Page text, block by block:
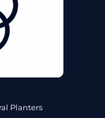
Planters